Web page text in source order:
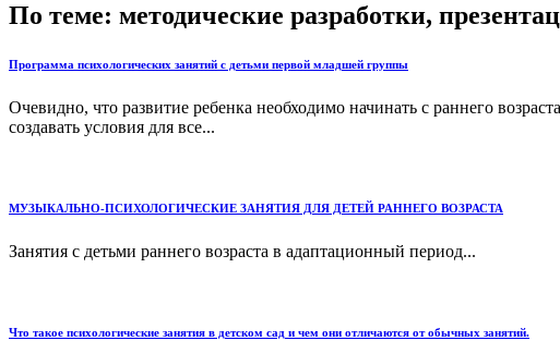
По теме: методические разработки,
Программа психологических занятий с детьми первой младшей группы
Очевидно, что развитие ребенка необходимо начинать с раннего
создавать условия для все...
МУЗЫКАЛЬНО-ПСИХОЛОГИЧЕСКИЕ ЗАНЯТИЯ ДЛЯ ДЕТЕЙ РАННЕГО ВОЗРАСТА
Занятия с детьми раннего возраста в адаптационный период...
Что такое психологические занятия в детском сад и чем они отличаются от обычных занятий.